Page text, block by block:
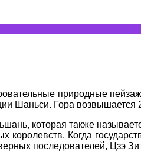
природные
Шаньси. Гора
которая также
королевств. Когда
последователей, Цзэ